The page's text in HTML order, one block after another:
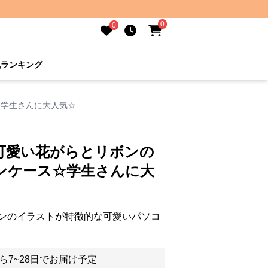
0 0
ンキング
生さんに大人気☆
い花がらとリボンの
ケース☆学生さんに大
のイラストが特徴的な可愛いパソコ
7~28日でお届け予定